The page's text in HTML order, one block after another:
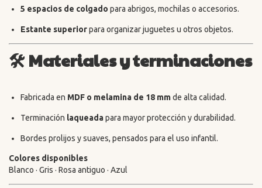
5 espacios de colgado para abrigos, mochilas o accesorios.
Estante superiorpara organizar juguetes u otros objetos.
🛠️Materiales y terminaciones
Fabricada en MDF o melamina de 18 mmde alta calidad.
Terminación laqueadapara mayor protección y durabilidad.
Bordes prolijos y suaves, pensados para el uso infantil.
Colores disponibles
Blanco · Gris · Rosa antiguo · Azul